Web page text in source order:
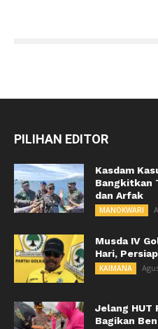
PILIHAN EDITOR
Kasdam
Bangkitkan
dan Arfak
MANOKWARI
Musda IV
Hari,
KAIMANA
Jelang HUT
Bagikan